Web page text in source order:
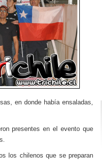
en donde había ensaladas,
presentes en el evento que
los chilenos que se preparan